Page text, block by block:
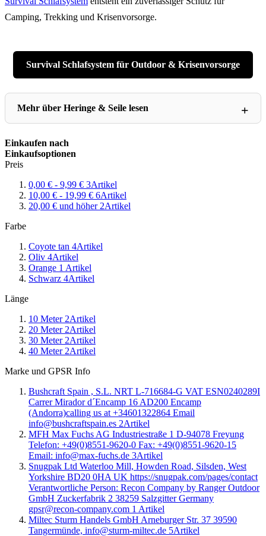
Camping, Trekking und Krisenvorsorge.
Survival Schlafsystem für Outdoor & Krisenvorsorge
Mehr über Heringe & Seile lesen
Einkaufen nach
Einkaufsoptionen
Preis
0,00 € - 9,99 € 3Artikel
10,00 € - 19,99 € 6Artikel
20,00 € und höher2Artikel
Farbe
Coyote tan 4Artikel
Oliv 4Artikel
Orange 1 Artikel
Schwarz 4Artikel
Länge
10 Meter2Artikel
20 Meter2Artikel
30 Meter2Artikel
40 Meter2Artikel
Marke und GPSR Info
Bushcraft Spain , S.L. NRT L-716684-G VAT ESN0240289I
Carrer Mirador d´Encamp 16 AD200 Encamp
(Andorra)calling us at +34601322864 Email
info@bushcraftspain.es 2Artikel
MFH Max Fuchs AG Industriestraße 1 D-94078 Freyung
Telefon: +49(0)8551-9620-0 Fax: +49(0)8551-9620-15
Email: info@max-fuchs.de 3Artikel
Snugpak Ltd Waterloo Mill, Howden Road, Silsden, West
Yorkshire BD20 0HA UK https://snugpak.com/pages/contact
Verantwortliche Person: Recon Company by Ranger Outdoor
GmbH Zuckerfabrik 2 38259 Salzgitter Germany
gpsr@recon-company.com 1 Artikel
Miltec Sturm Handels GmbH Arneburger Str. 37 39590
Tangermünde, info@sturm-miltec.de 5Artikel